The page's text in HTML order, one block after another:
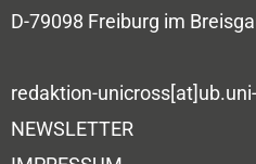
D-79098 Freiburg im
redaktion-
NEWSLETTER